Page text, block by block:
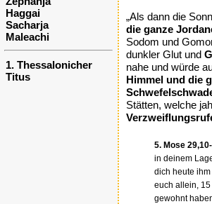
Haggai
Sacharja
Maleachi
1. Thessalonicher
Titus
„Als dann die
die ganze
Sodom und
dunkler Glut und
nahe und würde
Himmel und die
Stätten, welche
5. Mose
in deinem
dich heute
euch allein,
gewohnt